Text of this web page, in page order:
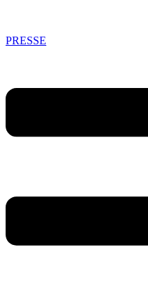
PRESSE